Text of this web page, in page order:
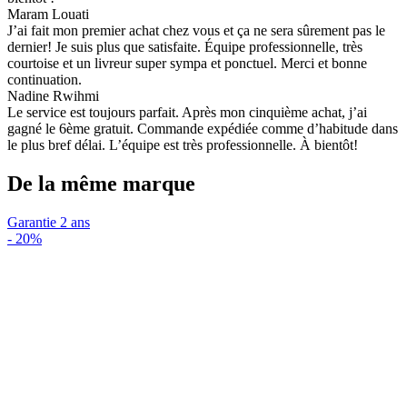
Maram Louati
J’ai fait mon premier achat chez vous et ça ne sera sûrement pas le
dernier! Je suis plus que satisfaite. Équipe professionnelle, très
courtoise et un livreur super sympa et ponctuel. Merci et bonne
continuation.
Nadine Rwihmi
Le service est toujours parfait. Après mon cinquième achat, j’ai
gagné le 6ème gratuit. Commande expédiée comme d’habitude dans
le plus bref délai. L’équipe est très professionnelle. À bientôt!
De la même marque
Garantie 2 ans
- 20%